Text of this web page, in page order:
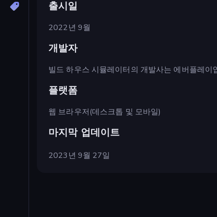
출시일
2022년 9월
개발자
빌드 하우스 시뮬레이터의 개발사는 에버플레이
플랫폼
웹 브라우저(데스크톱 및 모바일)
마지막 업데이트
2023년 9월 27일